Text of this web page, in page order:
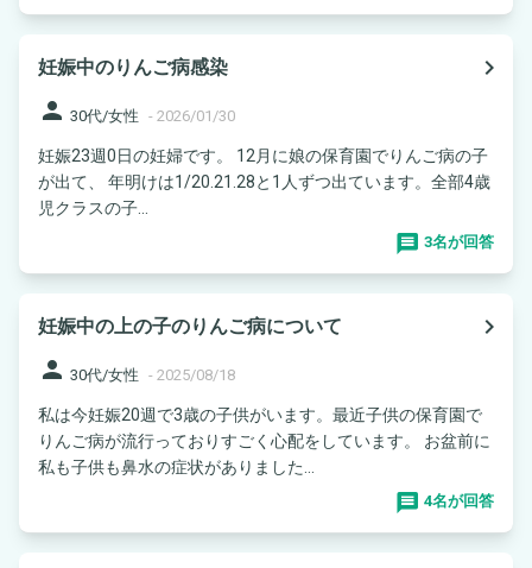
妊娠中のりんご病感染
navigate_next
person 30代/女性 - 2026/01/30
妊娠23週0日の妊婦です。 12月に娘の保育園でりんご病の子
が出て、 年明けは1/20.21.28と1人ずつ出ています。全部4歳
児クラスの子...
3名が回答
妊娠中の上の子のりんご病について
navigate_next
person 30代/女性 - 2025/08/18
私は今妊娠20週で3歳の子供がいます。最近子供の保育園で
りんご病が流行っておりすごく心配をしています。 お盆前に
私も子供も鼻水の症状がありました...
4名が回答